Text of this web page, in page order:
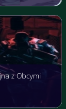
z Obcymi